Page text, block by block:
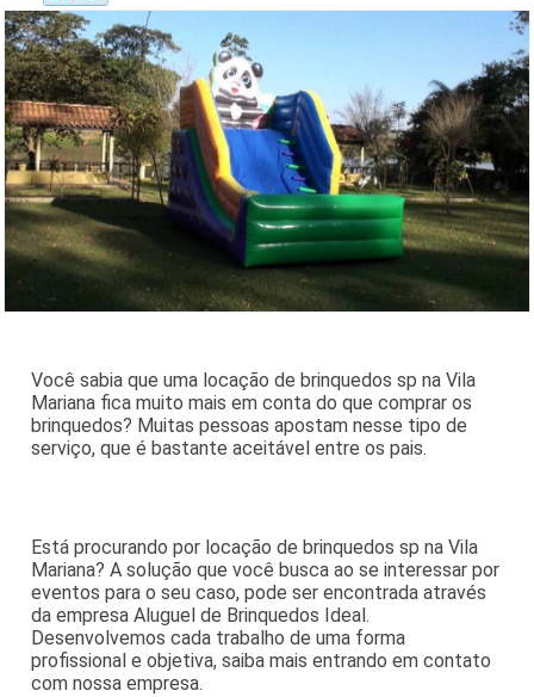
Você sabia que uma locação de brinquedos sp na Vila
Mariana fica muito mais em conta do que comprar os
brinquedos? Muitas pessoas apostam nesse tipo de
serviço, que é bastante aceitável entre os pais.
Está procurando por locação de brinquedos sp na Vila
Mariana? A solução que você busca ao se interessar por
eventos para o seu caso, pode ser encontrada através
da empresa Aluguel de Brinquedos Ideal.
Desenvolvemos cada trabalho de uma forma
profissional e objetiva, saiba mais entrando em contato
com nossa empresa.